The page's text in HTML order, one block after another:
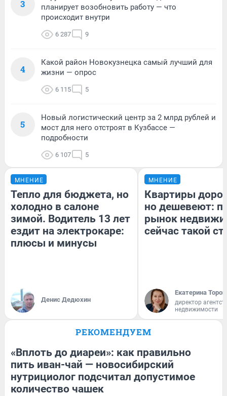
3
планирует возобновить работу — что
происходит внутри
6 287 9
4
Какой район Новокузнецка самый лучший для
жизни — опрос
6 115 5
5
Новый логистический центр за 2 млрд рублей и
мост для него отстроят в Кузбассе —
подробности
6 107 5
МНЕНИЕ
Тепло для бюджета, но
холодно в салоне
зимой. Водитель 13 лет
ездит на электрокаре:
плюсы и минусы
Денис Дедюхин
МНЕНИЕ
Квартиры
но дешевеют:
рынок
сейчас такой
Екатерина
директор
недвижимости
РЕКОМЕНДУЕМ
«Вплоть до диареи»: как правильно
пить иван-чай — новосибирский
нутрициолог подсчитал допустимое
количество чашек